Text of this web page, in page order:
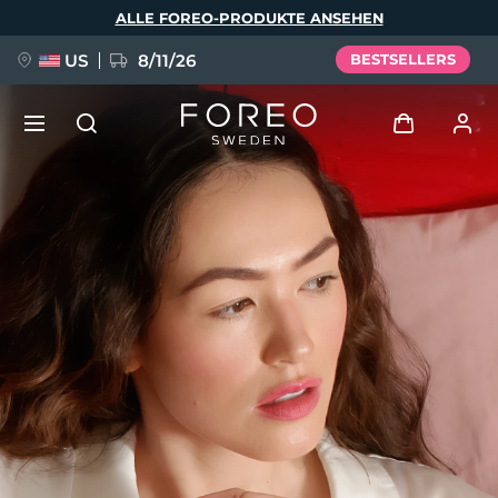
ALLE FOREO-PRODUKTE ANSEHEN
US 8/11/26 BESTSELLERS
Anmelden
Benutzerkonto
Meine Geräte
Meine Bestellungen
Meine Adressen
Meine Abonnements
FAQ™ Pure Beauty-Tech Elixir
BREAKING NEWS
issa™ Teeth Whitening Set
Sprache
English Deutsch
Español
Français
Português
Polski
Svenska
Русский
Türkçe
简体中文 繁體中文